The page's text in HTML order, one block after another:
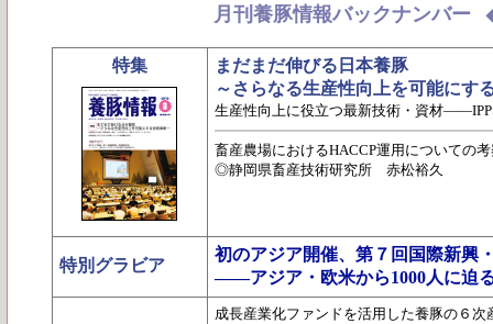
月刊養豚情報バックナンバー
特集
まだまだ伸びる日本養豚
～さらなる生産性向上を可能にす
生産性向上に役立つ最新技術・資材
畜産農場におけるHACCP運用についての
◎静岡県畜産技術研究所 赤松裕久
特別グラビア
初のアジア開催、第７回国際新興
――アジア・欧米から1000人に迫
成長産業化ファンドを活用した養豚の６次